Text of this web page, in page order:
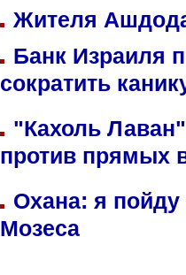
Жителя
Банк Израиля
сократить
"Кахоль
против прямых
Охана: я пойду
Мозеса